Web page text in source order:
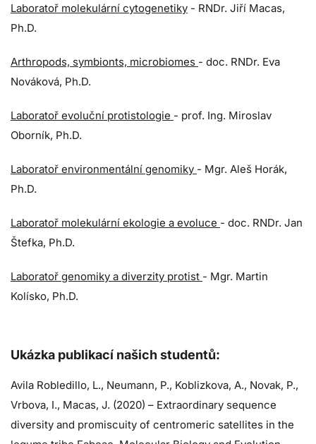
Laboratoř molekulární cytogenetiky - RNDr. Jiří Macas,
Ph.D.
Arthropods, symbionts, microbiomes - doc. RNDr. Eva
Nováková, Ph.D.
Laboratoř evoluční protistologie - prof. Ing. Miroslav
Oborník, Ph.D.
Laboratoř environmentální genomiky - Mgr. Aleš Horák,
Ph.D.
Laboratoř molekulární ekologie a evoluce - doc. RNDr. Jan
Štefka, Ph.D.
Laboratoř genomiky a diverzity protist - Mgr. Martin
Kolísko, Ph.D.
Ukázka publikací našich studentů:
Avila Robledillo, L., Neumann, P., Koblizkova, A., Novak, P.,
Vrbova, I., Macas, J. (2020) – Extraordinary sequence
diversity and promiscuity of centromeric satellites in the